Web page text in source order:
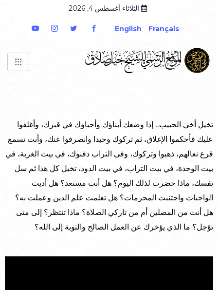
الثلاثاء أغسطس 4, 2026
Français
English
تخيل أخي الحبيب.. إذا وضعك أبناؤك وأحباؤك في قبرك، وأغلقوا
عليك فأحكموا الإغلاق، ثم تركوك وحيدا وانصرفوا عنك، وأنت تسمع
قرع نعالهم، ذهبوا وتركوك، وفي التراب دفنوك، في بيت الغربة، في
بيت الوحدة، في بيت التراب، في بيت الدود، تخيل كل هذا ثم سل
نفسك، ماذا حضرت لذلك اليوم؟ هل أنت مستعد؟ هل أديت
الواجبات واجتنبت المحرمات؟ هل تعلمت علم الدين وعملت به؟
هل أنت من المصلين أم من تاركي الصلاة؟ ماذا تنتظر؟ إلى متى
تؤجل؟ ما الذي يؤخرك عن العمل الصالح والتوبة إلى الله؟